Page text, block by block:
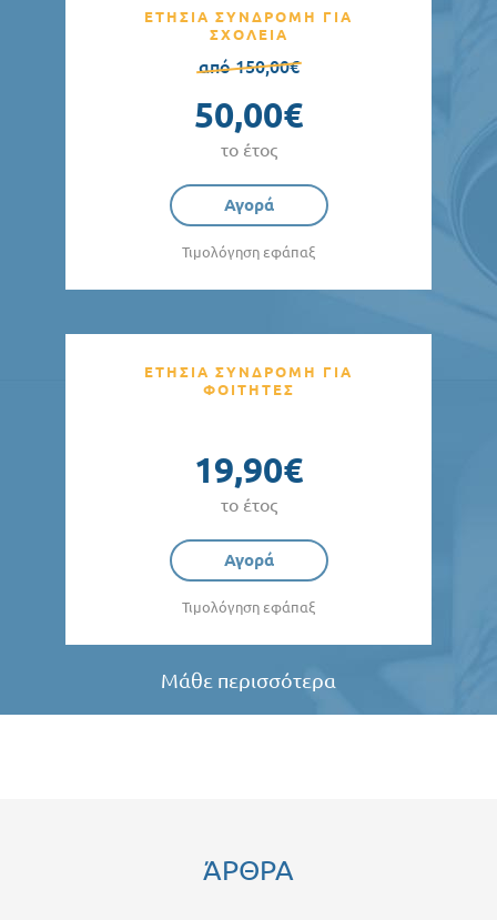
ΕΤΗΣΙΑ ΣΥΝΔΡΟΜΗ ΓΙΑ
ΣΧΟΛΕΙΑ
από 150,00€
50,00€
το έτος
Αγορά
Τιμολόγηση εφάπαξ
ΕΤΗΣΙΑ ΣΥΝΔΡΟΜΗ ΓΙΑ
ΦΟΙΤΗΤΕΣ
19,90€
το έτος
Αγορά
Τιμολόγηση εφάπαξ
Μάθε περισσότερα
ΆΡΘΡΑ